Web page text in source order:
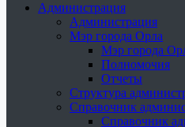
Администрация
Администрация
Мэр города Орла
Мэр города
Полномочия
Отчеты
Структура
Справочник
Справочник